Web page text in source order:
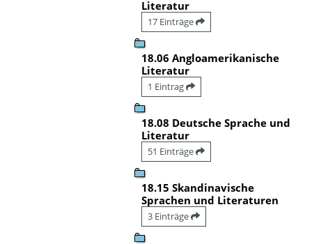
Literatur
17 Einträge
18.06 Angloamerikanische
Literatur
1 Eintrag
18.08 Deutsche Sprache und
Literatur
51 Einträge
18.15 Skandinavische
Sprachen und Literaturen
3 Einträge